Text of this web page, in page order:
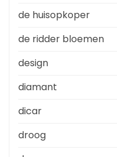
de huisopkoper
de ridder bloemen
design
diamant
dicar
droog